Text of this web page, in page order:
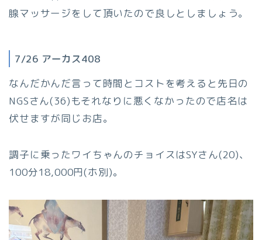
腺マッサージをして頂いたので良しとしましょう。
7/26 アーカス408
なんだかんだ言って時間とコストを考えると先日の
NGSさん(36)もそれなりに悪くなかったので店名は
伏せますが同じお店。
調子に乗ったワイちゃんのチョイスはSYさん(20)、
100分18,000円(ホ別)。